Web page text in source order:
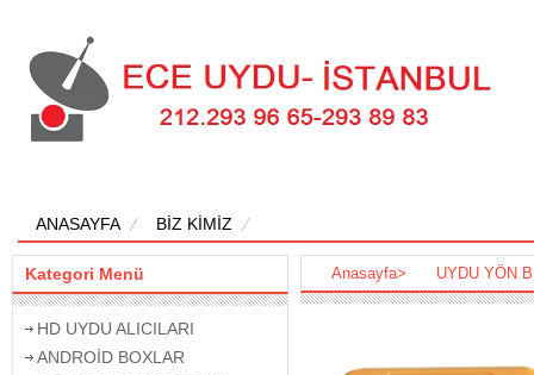
ANASAYFA BİZ KİMİZ
Kategori Menü
HD UYDU ALICILARI
ANDROİD BOXLAR
Anasayfa> UYDU YÖN